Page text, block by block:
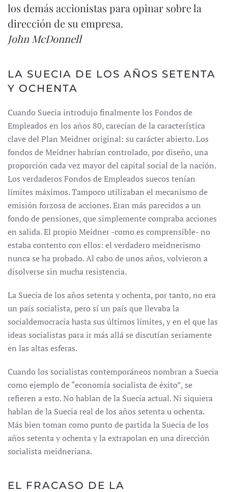
los demás accionistas para opinar sobre la
dirección de su empresa.
John McDonnell
LA SUECIA DE LOS AÑOS SETENTA
Y OCHENTA
Cuando Suecia introdujo finalmente los Fondos de
Empleados en los años 80, carecían de la característica
clave del Plan Meidner original: su carácter abierto. Los
fondos de Meidner habrían controlado, por diseño, una
proporción cada vez mayor del capital social de la nación.
Los verdaderos Fondos de Empleados suecos tenían
límites máximos. Tampoco utilizaban el mecanismo de
emisión forzosa de acciones. Eran más parecidos a un
fondo de pensiones, que simplemente compraba acciones
en salida. El propio Meidner -como es comprensible- no
estaba contento con ellos: el verdadero meidnerismo
nunca se ha probado. Al cabo de unos años, volvieron a
disolverse sin mucha resistencia.
La Suecia de los años setenta y ochenta, por tanto, no era
un país socialista, pero sí un país que llevaba la
socialdemocracia hasta sus últimos límites, y en el que las
ideas socialistas para ir más allá se discutían seriamente
en las altas esferas.
Cuando los socialistas contemporáneos nombran a Suecia
como ejemplo de “economía socialista de éxito”, se
refieren a esto. No hablan de la Suecia actual. Ni siquiera
hablan de la Suecia real de los años setenta u ochenta.
Más bien toman como punto de partida la Suecia de los
años setenta y ochenta y la extrapolan en una dirección
socialista meidneriana.
EL FRACASO DE LA